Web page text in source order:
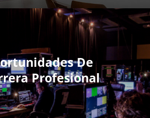
De
Profesional